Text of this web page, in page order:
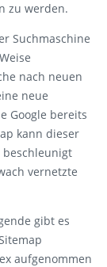
zu werden.
Suchmaschine
nach neuen
neue
Google bereits
kann dieser
beschleunigt
vernetzte
gibt es
aufgenommen